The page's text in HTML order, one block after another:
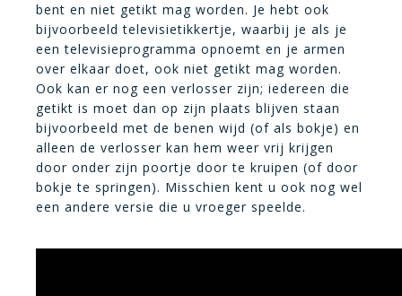
bent en niet getikt mag worden. Je hebt ook
bijvoorbeeld televisietikkertje, waarbij je als je
een televisieprogramma opnoemt en je armen
over elkaar doet, ook niet getikt mag worden.
Ook kan er nog een verlosser zijn; iedereen die
getikt is moet dan op zijn plaats blijven staan
bijvoorbeeld met de benen wijd (of als bokje) en
alleen de verlosser kan hem weer vrij krijgen
door onder zijn poortje door te kruipen (of door
bokje te springen). Misschien kent u ook nog wel
een andere versie die u vroeger speelde.